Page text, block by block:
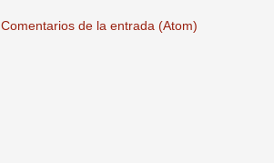
Comentarios de la entrada (Atom)